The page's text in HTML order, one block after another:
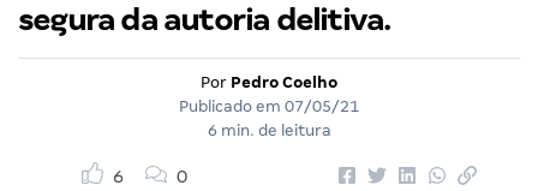
segura da autoria delitiva.
Por Pedro Coelho
Publicado em 07/05/21
6 min. de leitura
6 0